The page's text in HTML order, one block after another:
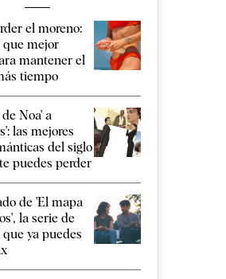
el moreno:
que mejor
mantener el
tiempo
Noa' a
las mejores
del siglo
puedes perder
de 'El mapa
la serie de
ya puedes